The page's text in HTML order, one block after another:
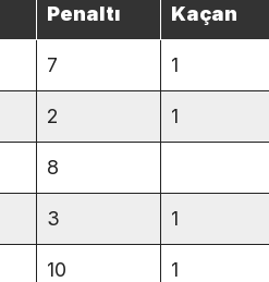
Penaltı Kaçan
7 1
2 1
8
3 1
10 1